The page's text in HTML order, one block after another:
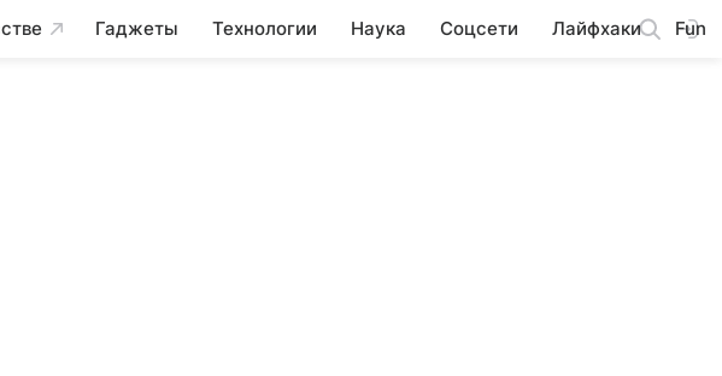
Гаджеты Технологии Наука Соцсети Лайфхаки Fun